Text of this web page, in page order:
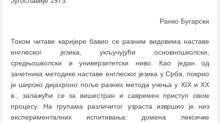
Ранко Бугарски
Током читаве каријере бавио се разним видовима наставе
енглеског језика, укључујући основношколски,
средњошколски и универзитетски ниво. Као један од
зачетника методике наставе енглеског језика у Срба, покрио
је широко дијахроно поље разних метода учења у XIX и XX
в., залажући се за вишестран и савремен приступ овом
процесу. На групама различитог узраста извршио је низ
експерименталних испитивања: домена лексичке